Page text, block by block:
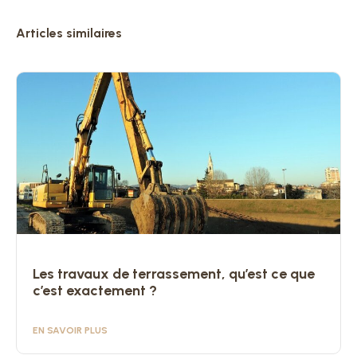
Articles similaires
Les travaux de terrassement, qu’est ce que
c’est exactement ?
EN SAVOIR PLUS